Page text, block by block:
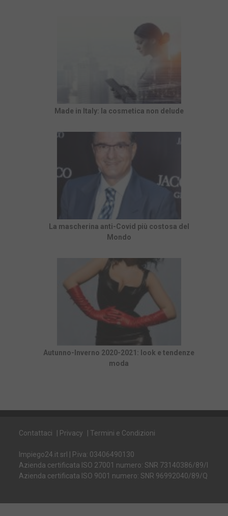
Made in Italy: la cosmetica non delude
La mascherina anti-Covid più costosa del
Mondo
Autunno-Inverno 2020-2021: look e tendenze
moda
Contattaci Privacy Termini e Condizioni
Impiego24.it srl | P.iva: 03406490130
Azienda certificata ISO 27001 numero: SNR 73140386/89/I
Azienda certificata ISO 9001 numero: SNR 96992040/89/Q